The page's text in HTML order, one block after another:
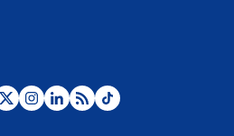
¿Por qué De la Espriella gobernará